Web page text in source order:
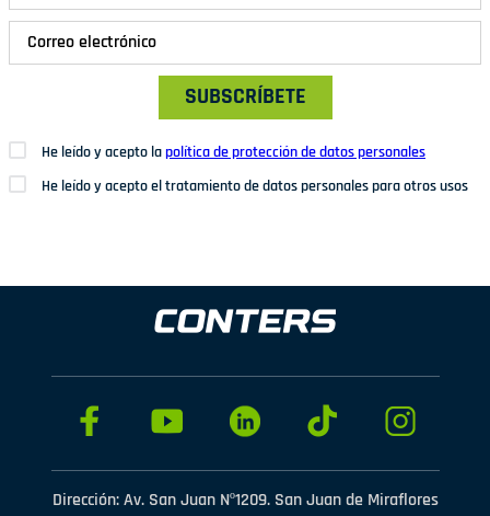
SUBSCRÍBETE
He leído y acepto lapolítica de protección de datos personales
He leído y acepto el tratamiento de datos personales para otros usos
Dirección: Av. San Juan Nº1209. San Juan de Miraflores